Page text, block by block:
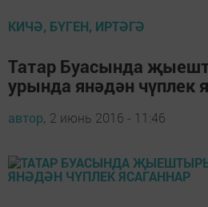
КИЧӘ, БҮГЕН, ИРТӘГӘ
Татар Буасында
урында янәдән чүплек
автор, 2 июнь 2016 - 11:46